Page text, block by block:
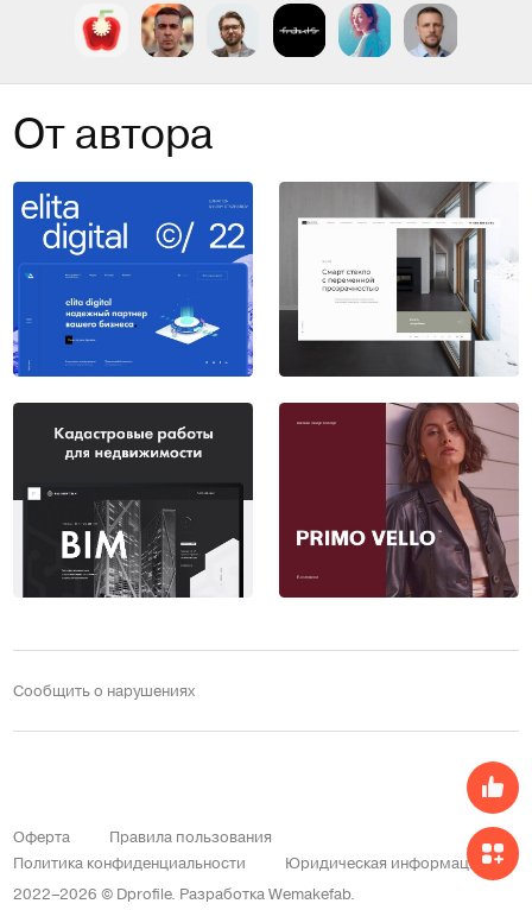
От автора
Сообщить о нарушениях
2022–2026 © Dprofile. РазработкаWemakefab.
Оферта
Правила пользования
Политика конфиденциальности
Юридическая информация